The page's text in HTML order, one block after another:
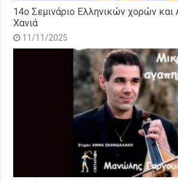
14o Σεμινάριο Ελληνικών χορών
Χανιά
11/11/2025